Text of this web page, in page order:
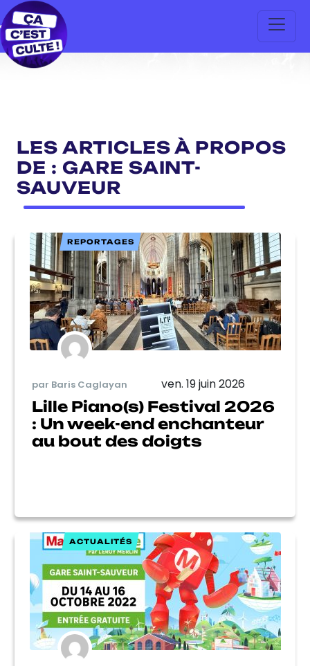
LES ARTICLES À PROPOS
DE : GARE SAINT-
SAUVEUR
REPORTAGES
par Baris Caglayan ven. 19 juin 2026
Lille Piano(s) Festival 2026
: Un week-end enchanteur
au bout des doigts
ACTUALITÉS